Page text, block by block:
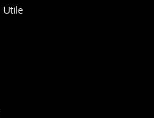
Utile